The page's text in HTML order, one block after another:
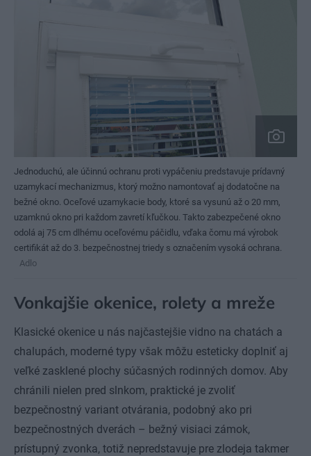
Jednoduchú, ale účinnú ochranu proti vypáčeniu predstavuje prídavný
uzamykací mechanizmus, ktorý možno namontovať aj dodatočne na
bežné okno. Oceľové uzamykacie body, ktoré sa vysunú až o 20 mm,
uzamknú okno pri každom zavretí kľučkou. Takto zabezpečené okno
odolá aj 75 cm dlhému oceľovému páčidlu, vďaka čomu má výrobok
certifikát až do 3. bezpečnostnej triedy s označením vysoká ochrana.
Adlo
Vonkajšie okenice, rolety a mreže
Klasické okenice u nás najčastejšie vidno na chatách a
chalupách, moderné typy však môžu esteticky doplniť aj
veľké zasklené plochy súčasných rodinných domov. Aby
chránili nielen pred slnkom, praktické je zvoliť
bezpečnostný variant otvárania, podobný ako pri
bezpečnostných dverách – bežný visiaci zámok,
prístupný zvonka, totiž nepredstavuje pre zlodeja takmer